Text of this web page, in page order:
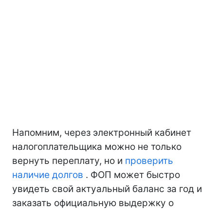
Напомним, через электронный кабинет
налогоплательщика можно не только
вернуть переплату, но и проверить
наличие долгов . ФОП может быстро
увидеть свой актуальный баланс за год и
заказать официальную выдержку о